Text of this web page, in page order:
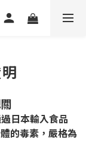
日本輸入食品
的毒素，嚴格為